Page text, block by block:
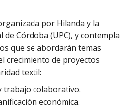
por Hilanda y la
de Córdoba (UPC), y contempla
que se abordarán temas
crecimiento de proyectos
textil:
trabajo colaborativo.
económica.